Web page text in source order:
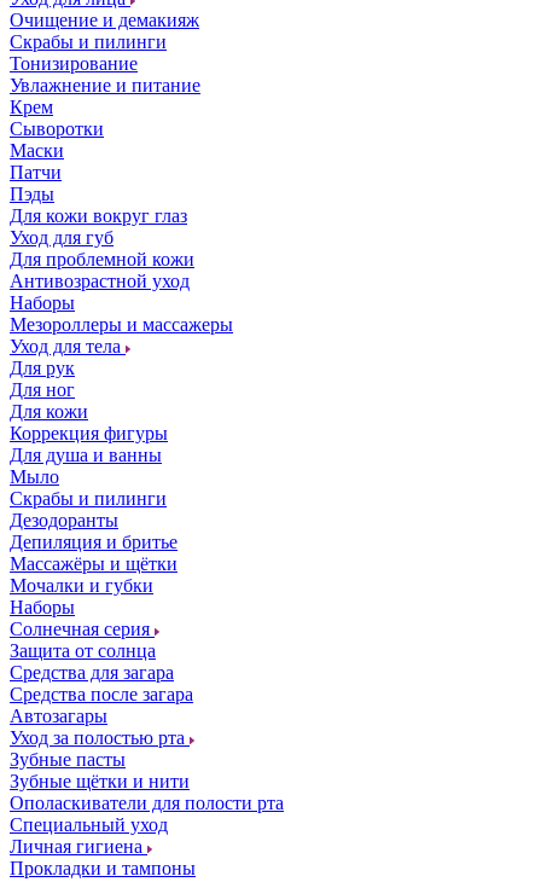
Очищение и демакияж
Скрабы и пилинги
Тонизирование
Увлажнение и питание
Крем
Сыворотки
Маски
Патчи
Пэды
Для кожи вокруг глаз
Уход для губ
Для проблемной кожи
Антивозрастной уход
Наборы
Мезороллеры и массажеры
Уход для тела
Для рук
Для ног
Для кожи
Коррекция фигуры
Для душа и ванны
Мыло
Скрабы и пилинги
Дезодоранты
Депиляция и бритье
Массажёры и щётки
Мочалки и губки
Наборы
Солнечная серия
Защита от солнца
Средства для загара
Средства после загара
Автозагары
Уход за полостью рта
Зубные пасты
Зубные щётки и нити
Ополаскиватели для полости рта
Специальный уход
Личная гигиена
Прокладки и тампоны